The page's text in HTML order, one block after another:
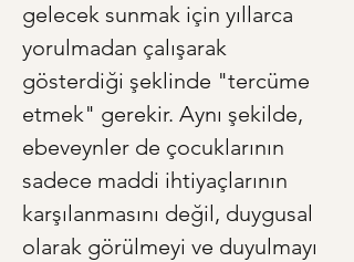
gelecek sunmak için yıllarca
yorulmadan çalışarak
gösterdiği şeklinde "tercüme
etmek" gerekir. Aynı şekilde,
ebeveynler de çocuklarının
sadece maddi ihtiyaçlarının
karşılanmasını değil, duygusal
olarak görülmeyi ve duyulmayı